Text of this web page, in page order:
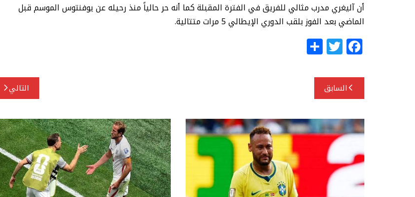
أن آليغري مدرب مثالي للفريق في الفترة المقبلة كما أنه حر حالياً منذ رحيله عن يوفنتوس الموسم قبل
الماضي بعد الفوز بلقب الدوري الإيطالي 5 مرات متتالية.
F
a
c
e
o
o
k
T
w
itt
eتصفّح
المقالات
السابق التالي